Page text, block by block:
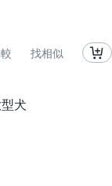
找相似
犬